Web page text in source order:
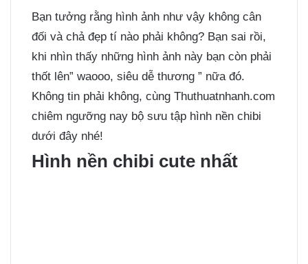
Bạn tưởng rằng hình ảnh như vậy không cân
đối và chả đẹp tí nào phải không? Bạn sai rồi,
khi nhìn thấy những hình ảnh này bạn còn phải
thốt lên” waooo, siêu dễ thương ” nữa đó.
Không tin phải không, cùng Thuthuatnhanh.com
chiêm ngưỡng nay bộ sưu tập hình nền chibi
dưới đây nhé!
Hình nền chibi cute nhất